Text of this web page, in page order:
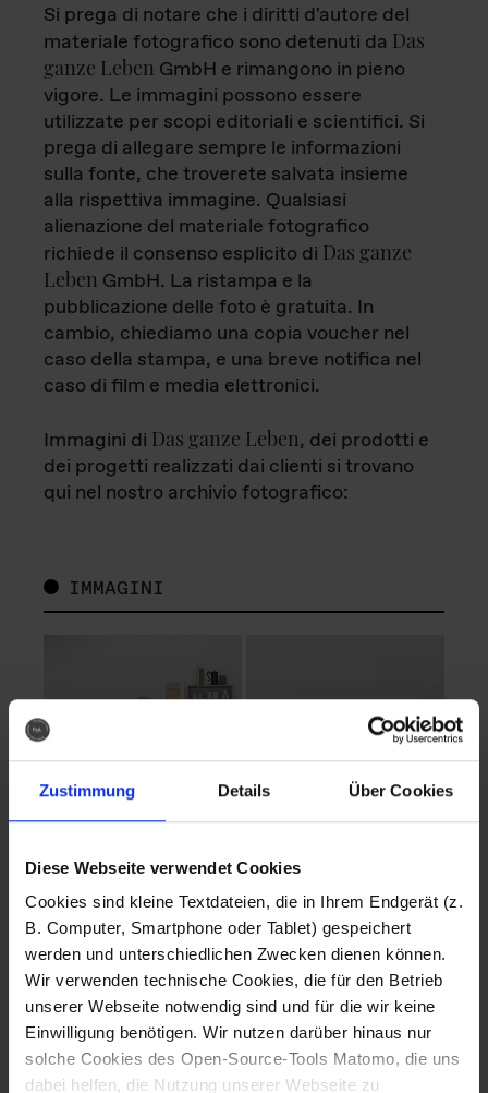
Zustimmung Details Über Cookies
Diese Webseite verwendet Cookies
Cookies sind kleine Textdateien, die in Ihrem Endgerät (z.
B. Computer, Smartphone oder Tablet) gespeichert
werden und unterschiedlichen Zwecken dienen können.
Wir verwenden technische Cookies, die für den Betrieb
unserer Webseite notwendig sind und für die wir keine
Einwilligung benötigen. Wir nutzen darüber hinaus nur
solche Cookies des Open-Source-Tools Matomo, die uns
dabei helfen, die Nutzung unserer Webseite zu
Si prega di notare che i diritti d'autore del
materiale fotografico sono detenuti da Das
ganze Leben GmbH e rimangono in pieno
vigore. Le immagini possono essere
utilizzate per scopi editoriali e scientifici. Si
prega di allegare sempre le informazioni
sulla fonte, che troverete salvata insieme
alla rispettiva immagine. Qualsiasi
alienazione del materiale fotografico
richiede il consenso esplicito di Das ganze
Leben GmbH. La ristampa e la
pubblicazione delle foto è gratuita. In
cambio, chiediamo una copia voucher nel
caso della stampa, e una breve notifica nel
caso di film e media elettronici.
Immagini di Das ganze Leben, dei prodotti e
dei progetti realizzati dai clienti si trovano
qui nel nostro archivio fotografico:
IMMAGINI
Fotografo: Lorenz
Sternbach
Download
Fotografo: Lorenz
Sternbach
Download